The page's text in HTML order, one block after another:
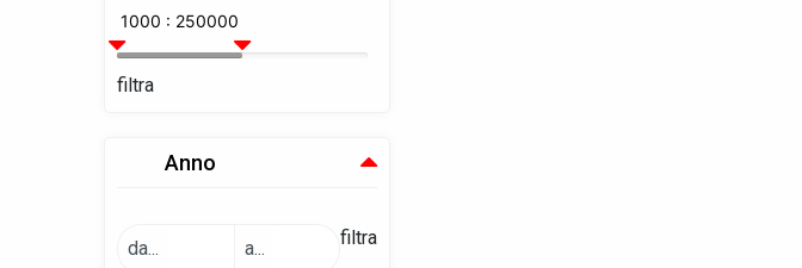
1000 : 250000
filtra
Anno
da... a... filtra